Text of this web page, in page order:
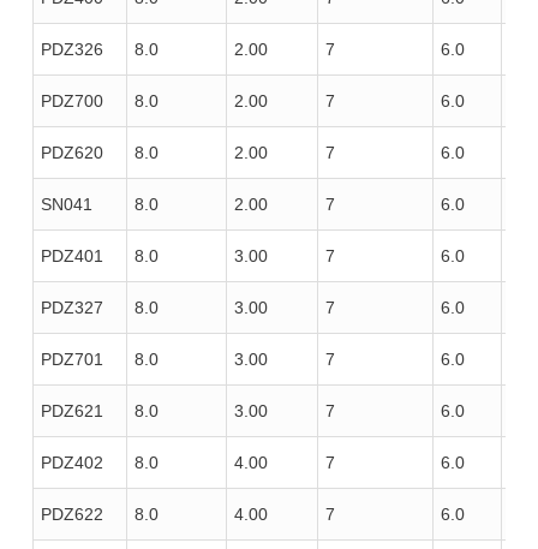
PDZ326 8.0 2.00 7 6.0
PDZ700 8.0 2.00 7 6.0
PDZ620 8.0 2.00 7 6.0
SN041 8.0 2.00 7 6.0
PDZ401 8.0 3.00 7 6.0
PDZ327 8.0 3.00 7 6.0
PDZ701 8.0 3.00 7 6.0
PDZ621 8.0 3.00 7 6.0
PDZ402 8.0 4.00 7 6.0
PDZ622 8.0 4.00 7 6.0